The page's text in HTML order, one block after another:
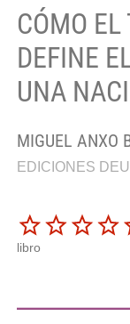
CÓMO
DEFINE
UNA
MIGUEL ANXO
EDICIONES
libro